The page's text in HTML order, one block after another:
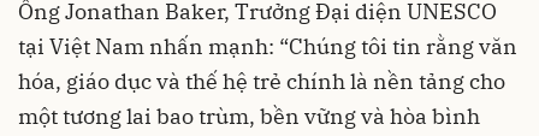
Ông Jonathan Baker, Trưởng Đại diện UNESCO
tại Việt Nam nhấn mạnh: “Chúng tôi tin rằng văn
hóa, giáo dục và thế hệ trẻ chính là nền tảng cho
một tương lai bao trùm, bền vững và hòa bình